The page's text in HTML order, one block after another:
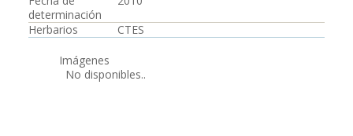
determinación
Herbarios
CTES
Imágenes
No disponibles..